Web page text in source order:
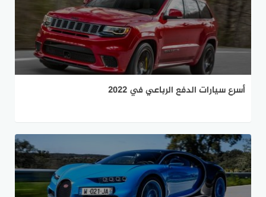
أسرع سيارات الدفع الرباعي في 2022